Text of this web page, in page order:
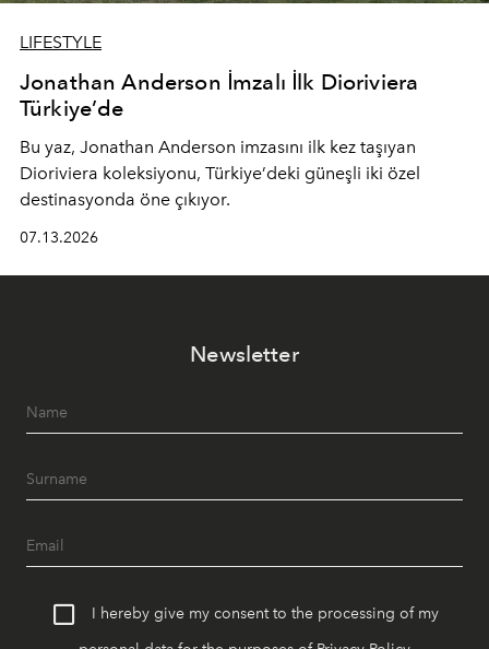
LIFESTYLE
Jonathan Anderson İmzalı İlk Dioriviera
Türkiye’de
Bu yaz, Jonathan Anderson imzasını ilk kez taşıyan
Dioriviera koleksiyonu, Türkiye’deki güneşli iki özel
destinasyonda öne çıkıyor.
07.13.2026
Newsletter
I hereby give my consent to the processing of my